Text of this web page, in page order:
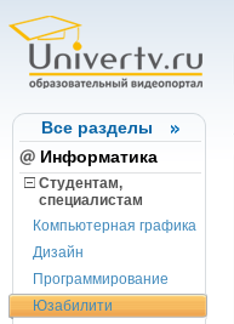
Все разделы
Информатика
Студентам,
cпециалистам
Компьютерная графика
Дизайн
Программирование
Юзабилити